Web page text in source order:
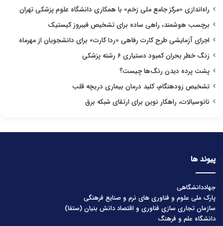
راه‌اندازی «مرکز جامع ملی زخم» با همکاری دانشگاه علوم پزشکی تهران
برچسب هوشمند، راهی ساده برای تشخیص فیبروز کیستیک
اجرای آزمایشی طرح کارت رفاهی «ردا کارت» برای دانشجویان از مهرماه
زنگ خطر بحران کمبود دستیاری ۶ رشته پزشکی
پشت پرده دیدن رنگ‌ها چیست؟
تشخیص زودهنگام، کلید درمان بیماری دریچه قلب
نانوسیالات، راهکار نوین برای ارتقای شبکه برق
پیوند ها
جهاددانشگاهی
پارک ملی علوم و فناوری های نرم و صنایع فرهنگی
سازمان تجاری سازی فناوری و اقتصاد دانش بنیان (ستفا)
دانشگاه علم و فرهنگ